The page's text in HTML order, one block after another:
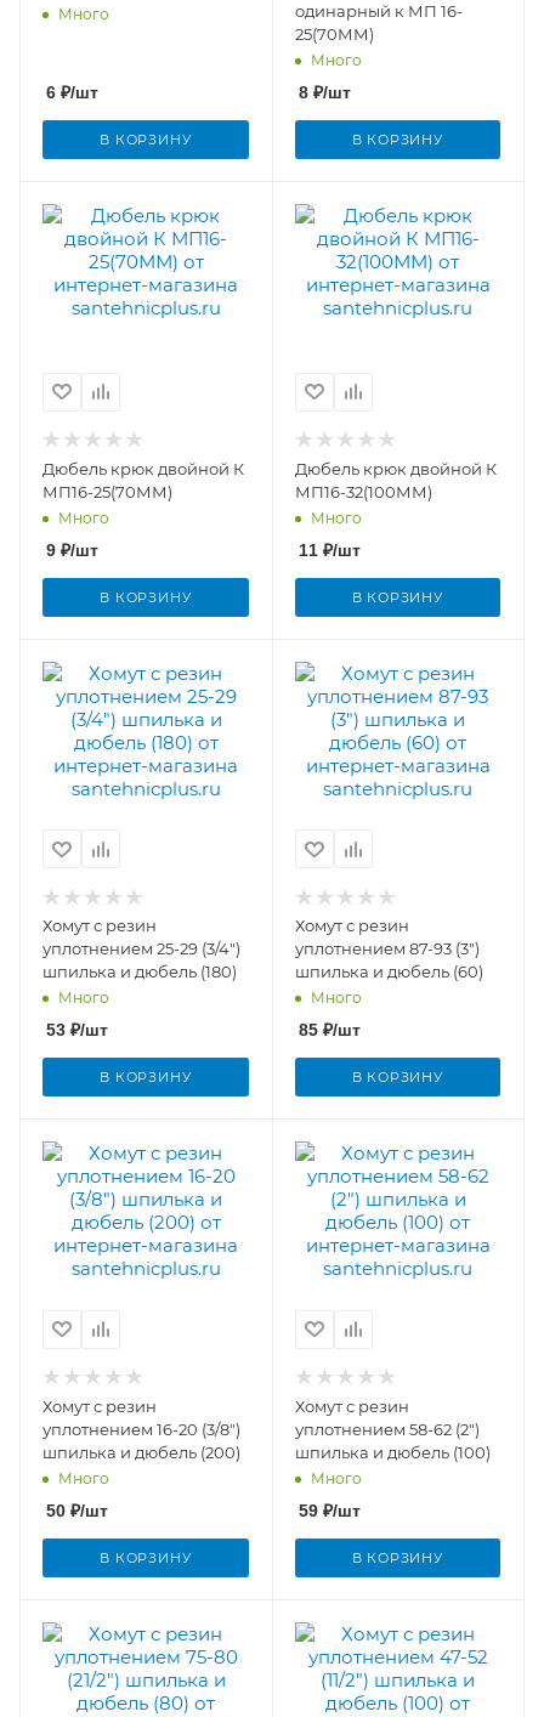
Много
6 ₽/шт
В КОРЗИНУ
одинарный к МП 16-
25(70ММ)
Много
8₽/шт
В КОРЗИНУ
Дюбель крюк двойной К
МП16-25(70ММ)
Много
9 ₽/шт
В КОРЗИНУ
Дюбель крюк двойной К
МП16-32(100ММ)
Много
11₽/шт
В КОРЗИНУ
Хомут с резин
уплотнением 25-29 (3/4")
шпилька и дюбель (180)
Много
53 ₽/шт
В КОРЗИНУ
Хомут с резин
уплотнением 87-93 (3")
шпилька и дюбель (60)
Много
85₽/шт
В КОРЗИНУ
Хомут с резин
уплотнением 16-20 (3/8")
шпилька и дюбель (200)
Много
50 ₽/шт
В КОРЗИНУ
Хомут с резин
уплотнением 58-62 (2")
шпилька и дюбель (100)
Много
59₽/шт
В КОРЗИНУ